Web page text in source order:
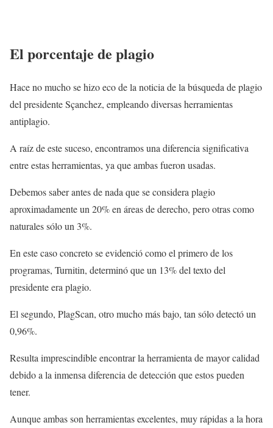
El porcentaje de plagio
Hace no mucho se hizo eco de la noticia de la búsqueda de plagio
del presidente Sçanchez, empleando diversas herramientas
antiplagio.
A raíz de este suceso, encontramos una diferencia significativa
entre estas herramientas, ya que ambas fueron usadas.
Debemos saber antes de nada que se considera plagio
aproximadamente un 20% en áreas de derecho, pero otras como
naturales sólo un 3%.
En este caso concreto se evidenció como el primero de los
programas, Turnitin, determinó que un 13% del texto del
presidente era plagio.
El segundo, PlagScan, otro mucho más bajo, tan sólo detectó un
0,96%.
Resulta imprescindible encontrar la herramienta de mayor calidad
debido a la inmensa diferencia de detección que estos pueden
tener.
Aunque ambas son herramientas excelentes, muy rápidas a la hora